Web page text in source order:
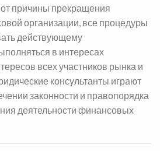
причины прекращения
организации, все процедуры
действующему
в интересах
всех участников рынка и
консультанты играют
законности и правопорядка
деятельности финансовых